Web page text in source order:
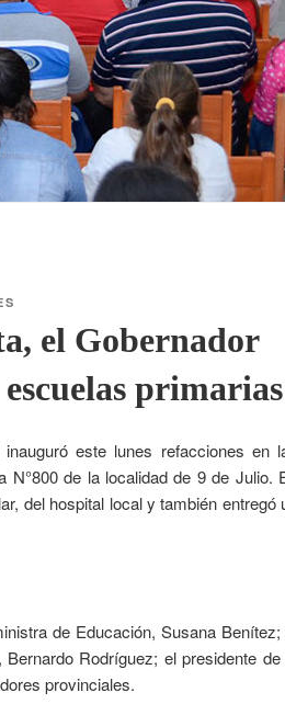
el Gobernador
primarias
este lunes refacciones en
N°800 de la localidad de 9 de Julio.
del hospital local y también entregó
de Educación, Susana Benítez;
Rodríguez; el presidente de
provinciales.